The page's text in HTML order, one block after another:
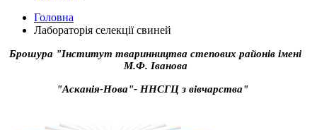
Головна
Лабораторія селекції свиней
Брошура "Інститут тваринництва степових районів імені
М.Ф. Іванова
"Асканія-Нова"- ННСГЦ з вівчарства"